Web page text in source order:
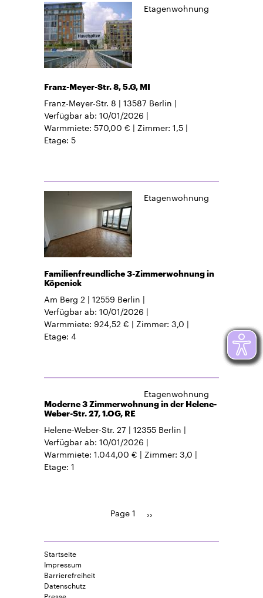
Etagenwohnung
Franz-Meyer-Str. 8, 5.G, MI
Franz-Meyer-Str. 8 13587 Berlin
Verfügbar ab 10/01/2026
Warmmiete 570,00 € Zimmer 1,5
Etage 5
Etagenwohnung
Familienfreundliche 3-Zimmerwohnung in
Köpenick
Am Berg 2 12559 Berlin
Verfügbar ab 10/01/2026
Warmmiete 924,52 € Zimmer 3,0
Etage 4
Etagenwohnung
Moderne 3 Zimmerwohnung in der Helene-
Weber-Str. 27, 1.OG, RE
Helene-Weber-Str. 27 12355 Berlin
Verfügbar ab 10/01/2026
Warmmiete 1.044,00 € Zimmer 3,0
Etage 1
Pagination
Page 1 Next
››
Startseite
Impressum
Barrierefreiheit
Datenschutz
Presse